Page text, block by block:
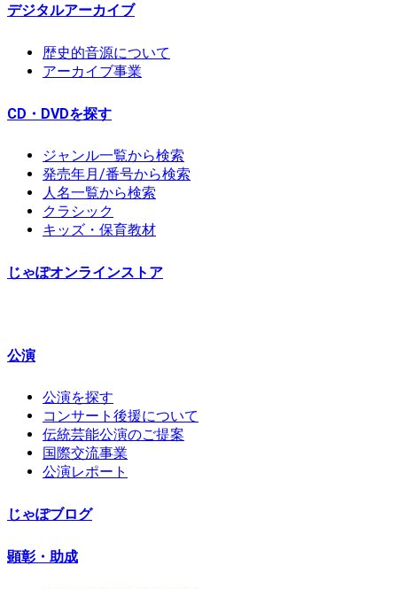
デジタルアーカイブ
歴史的音源について
アーカイブ事業
CD・DVDを探す
ジャンル一覧から検索
発売年月/番号から検索
人名一覧から検索
クラシック
キッズ・保育教材
じゃぽオンラインストア
公演
公演を探す
コンサート後援について
伝統芸能公演のご提案
国際交流事業
公演レポート
じゃぽブログ
顕彰・助成